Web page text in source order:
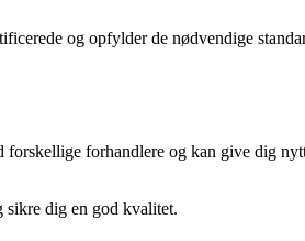
og opfylder de nødvendige
forhandlere og kan give dig
sikre dig en god kvalitet.